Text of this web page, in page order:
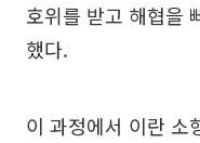
호위를 받고 해협을
했다.
이 과정에서 이란 소